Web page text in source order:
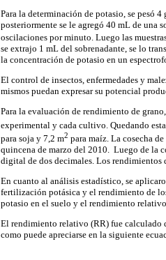
Para la determinación de potasio, se pesó
posteriormente se le agregó 40 mL de una
oscilaciones por minuto. Luego las
se extrajo 1 mL del sobrenadante, se lo
la concentración de potasio en un
El control de insectos, enfermedades y
mismos puedan expresar su potencial
Para la evaluación de rendimiento de
experimental y cada cultivo. Quedando
para soja y 7,2 m2 para maíz. La cosecha
quincena de marzo del 2010. Luego de la
digital de dos decimales. Los rendimientos
En cuanto al análisis estadístico, se
fertilización potásica y el rendimiento de
potasio en el suelo y el rendimiento
El rendimiento relativo (RR) fue
como puede apreciarse en la siguiente